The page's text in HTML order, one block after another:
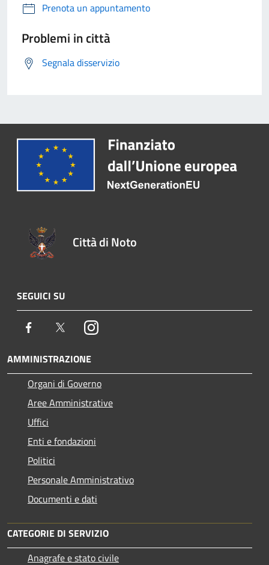
Prenota un appuntamento
Problemi in città
Segnala disservizio
Città di Noto
SEGUICI SU
Facebook TwitterInstagram
AMMINISTRAZIONE
Organi di Governo
Aree Amministrative
Uffici
Enti e fondazioni
Politici
Personale Amministrativo
Documenti e dati
CATEGORIE DI SERVIZIO
Anagrafe e stato civile